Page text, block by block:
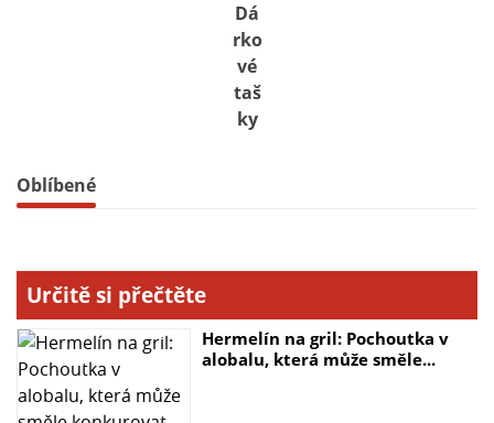
Dá
rko
vé
taš
ky
Oblíbené
Určitě si přečtěte
Hermelín na gril: Pochoutka v
alobalu, která může směle...